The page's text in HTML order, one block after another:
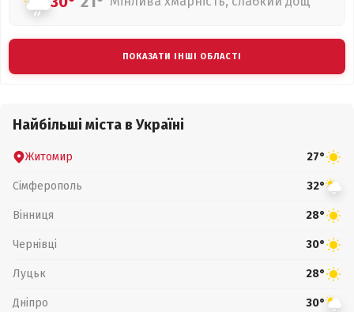
ПОКАЗАТИ ІНШІ ОБЛАСТІ
Найбільші міста в Україні
Житомир 27°
Сімферополь 32°
Вінниця 28°
Чернівці 30°
Луцьк 28°
Дніпро 30°